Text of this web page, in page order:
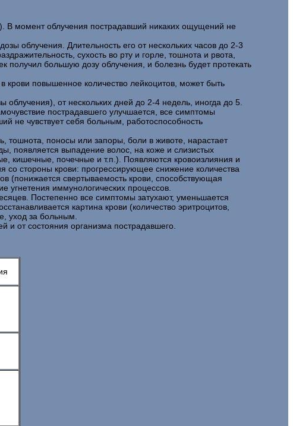
В момент облучения пострадавший никаких ощущений не
облучения. Длительность его от нескольких часов до 2-3
сухость во рту и горле, тошнота и рвота,
получил большую дозу облучения, и болезнь будет протекать
крови повышенное количество лейкоцитов, может быть
от нескольких дней до 2-4 недель, иногда до 5.
пострадавшего улучшается, все симптомы
не чувствует себя больным, работоспособность
тошнота, поносы или запоры, боли в животе, нарастает
появляется выпадение волос, на коже и слизистых
кишечные, почечные и т.п.). Появляются кровоизлияния и
со стороны крови: прогрессирующее снижение количества
(понижается свертываемость крови, способствующая
угнетения иммунологических процессов.
Постепенно все симптомы затухают, уменьшается
картина крови (количество эритроцитов,
уход за больным.
от состояния организма пострадавшего.